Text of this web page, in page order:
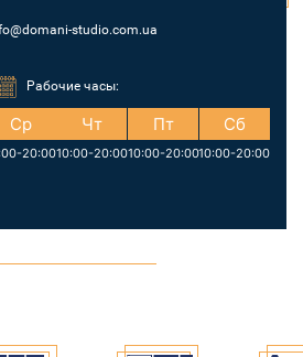
studio.com.ua
Рабочие часы:
Ср
20:00
Чт
10:00-20:00
Пт
10:00-20:00
Сб
10:00-20:00